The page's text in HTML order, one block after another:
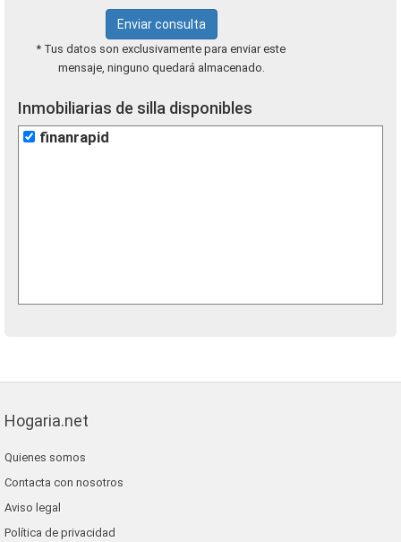
Enviar consulta
* Tus datos son exclusivamente para enviar este
mensaje, ninguno quedará almacenado.
Inmobiliarias de silla disponibles
finanrapid
Hogaria.net
Quienes somos
Contacta con nosotros
Aviso legal
Política de privacidad